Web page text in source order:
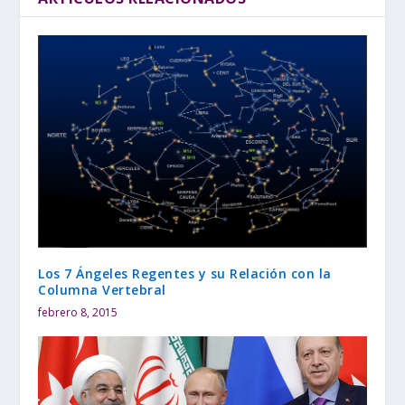
Los 7 Ángeles Regentes y su Relación con la
Columna Vertebral
febrero 8, 2015